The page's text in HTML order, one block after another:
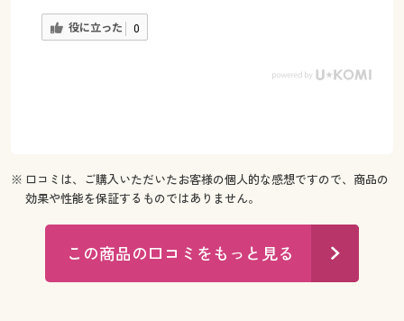
役に立った 0
※ 口コミは、ご購入いただいたお客様の個人的な感想ですので、商品の
効果や性能を保証するものではありません。
この商品の口コミをもっと見る